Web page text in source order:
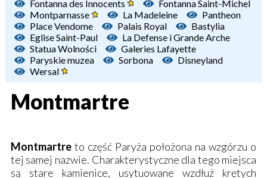
Fontanna des Innocents
Fontanna Saint-Michel
Montparnasse
La Madeleine
Pantheon
Place Vendome
Palais Royal
Bastylia
Eglise Saint-Paul
La Defense i Grande Arche
Statua Wolności
Galeries Lafayette
Paryskie muzea
Sorbona
Disneyland
Wersal
Montmartre
Montmartreto część Paryża położona na wzgórzu o
tej samej nazwie. Charakterystyczne dla tego miejsca
są stare kamienice, usytuowane wzdłuż krętych